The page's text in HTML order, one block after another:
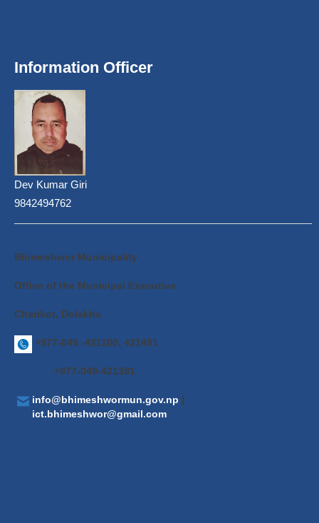
Information Officer
Dev Kumar Giri
9842494762
Bhimeshwor Municipality
Office of the Municipal Executive
Charikot, Dolakha
+977-049 -421100, 421491
+977-049-421381
info@bhimeshwormun.gov.np |
ict.bhimeshwor@gmail.com